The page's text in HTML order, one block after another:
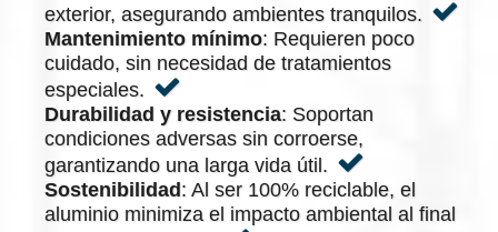
exterior, asegurando ambientes tranquilos.
Mantenimiento mínimo: Requieren poco
cuidado, sin necesidad de tratamientos
especiales.
Durabilidad y resistencia: Soportan
condiciones adversas sin corroerse,
garantizando una larga vida útil.
Sostenibilidad: Al ser 100% reciclable, el
aluminio minimiza el impacto ambiental al final